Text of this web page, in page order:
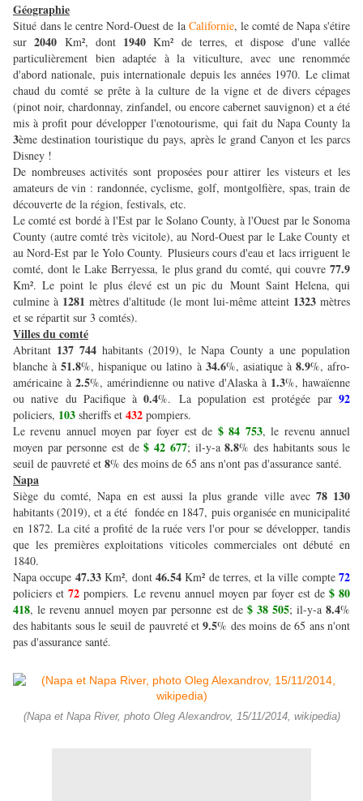
Géographie
Situé dans le centre Nord-Ouest de la Californie, le comté de Napa s'étire
sur2040 Km², dont 1940Km² de terres, et dispose d'une vallée
particulièrement bien adaptée à la viticulture, avec une renommée
d'abord nationale, puis internationale depuis les années 1970. Le climat
chaud du comté se prête à la culture de la vigne et de divers cépages
(pinot noir, chardonnay, zinfandel, ou encore cabernet sauvignon) et a été
mis à profit pour développer l'œnotourisme, qui fait du Napa County la
3ème destination touristique du pays, après le grand Canyon et les parcs
Disney !
De nombreuses activités sont proposées pour attirer les visteurs et les
amateurs de vin : randonnée, cyclisme, golf, montgolfière, spas, train de
découverte de la région, festivals, etc.
Le comté est bordé à l'Est par le Solano County, à l'Ouest par le Sonoma
County (autre comté très vicitole), au Nord-Ouest par le Lake County et
au Nord-Est par le Yolo County. Plusieurs cours d'eau et lacs irriguent le
comté, dont le Lake Berryessa, le plus grand du comté, qui couvre 77.9
Km². Le point le plus élevé est un pic du Mount Saint Helena, qui
culmine à 1281 mètres d'altitude (le mont lui-même atteint 1323 mètres
et se répartit sur 3 comtés).
Villes du comté
Abritant 137 744habitants (2019), le Napa County a une population
blanche à51.8%, hispanique ou latino à 34.6%, asiatique à 8.9%, afro-
américaine à 2.5%, amérindienne ou native d'Alaska à 1.3%, hawaïenne
ou native du Pacifique à0.4%. La population est protégée par92
policiers, 103 sheriffs et 432 pompiers.
Le revenu annuel moyen par foyer est de $ 84 753, le revenu annuel
moyen par personne est de$ 42 677; il-y-a8.8% des habitants sous le
seuil de pauvreté et 8% des moins de 65 ans n'ont pas d'assurance santé.
Napa
Siège du comté, Napa en est aussi la plus grande ville avec 78 130
habitants (2019), et a été fondée en 1847, puis organisée en municipalité
en 1872. La cité a profité de la ruée vers l'or pour se développer, tandis
que les premières exploitations viticoles commerciales ont débuté en
1840.
Napa occupe 47.33Km², dont 46.54Km² de terres, et la ville compte72
policiers et 72 pompiers. Le revenu annuel moyen par foyer est de $ 80
418, le revenu annuel moyen par personne est de $ 38 505; il-y-a8.4%
des habitants sous le seuil de pauvreté et9.5% des moins de 65 ans n'ont
pas d'assurance santé.
(Napa et Napa River, photo Oleg Alexandrov, 15/11/2014, wikipedia)